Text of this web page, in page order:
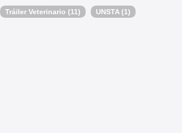
Tráiler Veterinario (11) UNSTA (1)